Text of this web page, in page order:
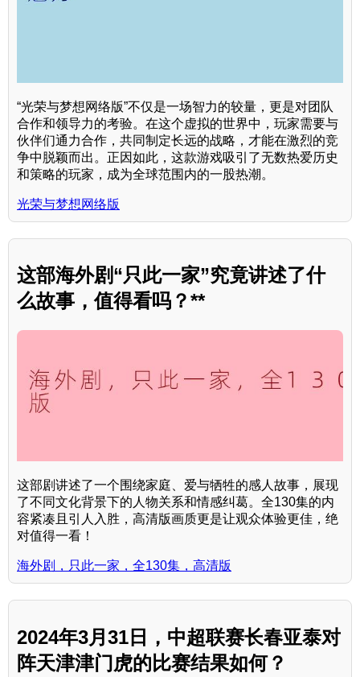
“光荣与梦想网络版”不仅是一场智力的较量，更是对团队
合作和领导力的考验。在这个虚拟的世界中，玩家需要与
伙伴们通力合作，共同制定长远的战略，才能在激烈的竞
争中脱颖而出。正因如此，这款游戏吸引了无数热爱历史
和策略的玩家，成为全球范围内的一股热潮。
光荣与梦想网络版
这部海外剧“只此一家”究竟讲述了什
么故事，值得看吗？**
这部剧讲述了一个围绕家庭、爱与牺牲的感人故事，展现
了不同文化背景下的人物关系和情感纠葛。全130集的内
容紧凑且引人入胜，高清版画质更是让观众体验更佳，绝
对值得一看！
海外剧，只此一家，全130集，高清版
2024年3月31日，中超联赛长春亚泰对
阵天津津门虎的比赛结果如何？